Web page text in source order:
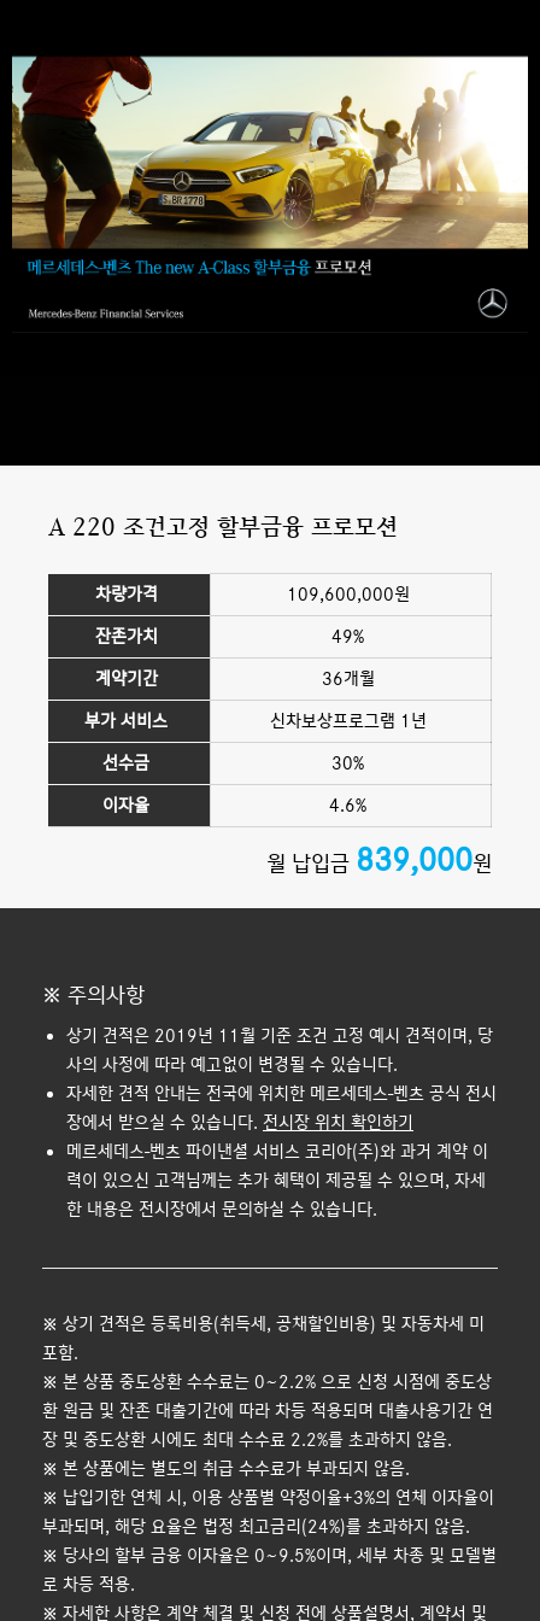
A 220 조건고정 할부금융 프로모션
차량가격
109,600,000원
잔존가치
49%
계약기간
36개월
부가 서비스
신차보상프로그램 1년
선수금
30%
이자율
4.6%
월 납입금 839,000원
※ 주의사항
상기 견적은 2019년 11월 기준 조건 고정 예시 견적이며, 당
사의 사정에 따라 예고없이 변경될 수 있습니다.
자세한 견적 안내는 전국에 위치한 메르세데스-벤츠 공식 전시
장에서 받으실 수 있습니다. 전시장 위치 확인하기
메르세데스-벤츠 파이낸셜 서비스 코리아(주)와 과거 계약 이
력이 있으신 고객님께는 추가 혜택이 제공될 수 있으며, 자세
한 내용은 전시장에서 문의하실 수 있습니다.
※ 상기 견적은 등록비용(취득세, 공채할인비용) 및 자동차세 미
포함.
※ 본 상품 중도상환 수수료는 0~2.2% 으로 신청 시점에 중도상
환 원금 및 잔존 대출기간에 따라 차등 적용되며 대출사용기간 연
장 및 중도상환 시에도 최대 수수료 2.2%를 초과하지 않음.
※ 본 상품에는 별도의 취급 수수료가 부과되지 않음.
※ 납입기한 연체 시, 이용 상품별 약정이율+3%의 연체 이자율이
부과되며, 해당 요율은 법정 최고금리(24%)를 초과하지 않음.
※ 당사의 할부 금융 이자율은 0~9.5%이며, 세부 차종 및 모델별
로 차등 적용.
※ 자세한 사항은 계약 체결 및 신청 전에 상품설명서, 계약서 및